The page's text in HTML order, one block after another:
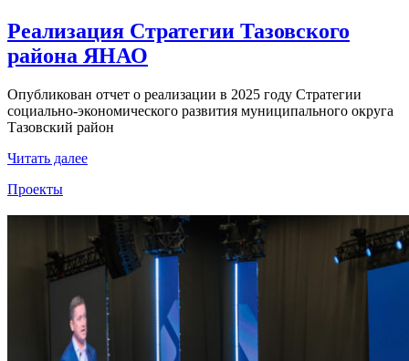
Реализация Стратегии Тазовского
района ЯНАО
Опубликован отчет о реализации в 2025 году Стратегии
социально-экономического развития муниципального округа
Тазовский район
Читать далее
Проекты